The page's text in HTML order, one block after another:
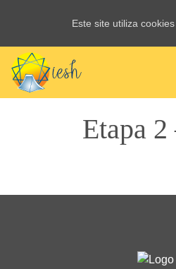
Etapa
Este site utiliza